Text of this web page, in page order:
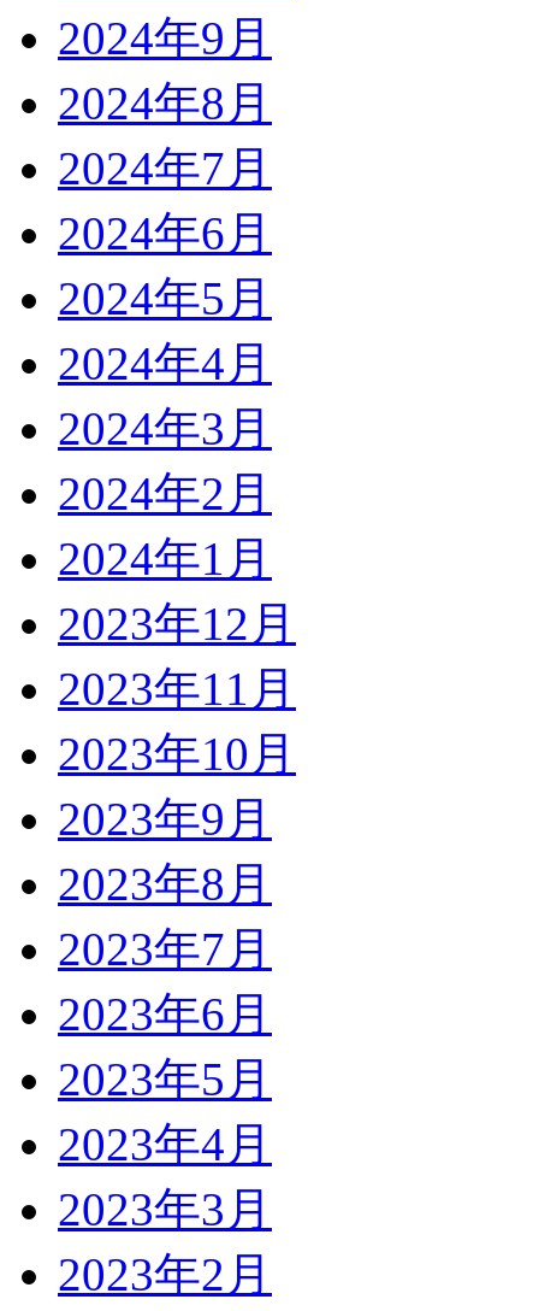
2024年9月
2024年8月
2024年7月
2024年6月
2024年5月
2024年4月
2024年3月
2024年2月
2024年1月
2023年12月
2023年11月
2023年10月
2023年9月
2023年8月
2023年7月
2023年6月
2023年5月
2023年4月
2023年3月
2023年2月